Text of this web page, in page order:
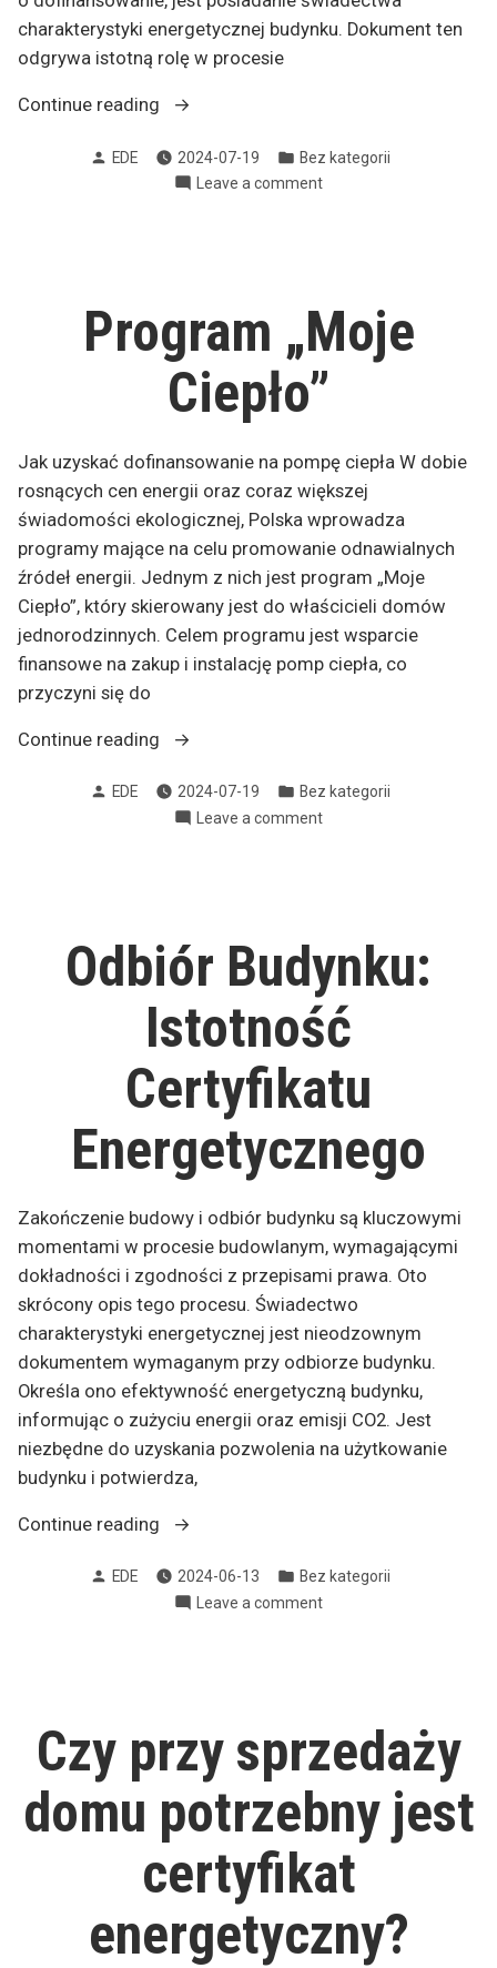
charakterystyki energetycznej budynku. Dokument ten
odgrywa istotną rolę w procesie
Continue reading
„Świadectwo
energetycznej
w
programie
„Moje
Posted
EDE 2024-07-19
Posted
in
Bez kategorii
Leave a commenton
do
uzyskania
dofinansowania
„Moje
Ciepło”
Program „Moje
Ciepło”
Jak uzyskać dofinansowanie na pompę ciepła W dobie
rosnących cen energii oraz coraz większej
świadomości ekologicznej, Polska wprowadza
programy mające na celu promowanie odnawialnych
źródeł energii. Jednym z nich jest program „Moje
Ciepło”, który skierowany jest do właścicieli domów
jednorodzinnych. Celem programu jest wsparcie
finansowe na zakup i instalację pomp ciepła, co
przyczyni się do
Continue reading
„Program
Ciepło””
Posted
EDE 2024-07-19
Posted
in
Bez kategorii
Leave a commenton
Odbiór Budynku:
Istotność
Certyfikatu
Energetycznego
Zakończenie budowy i odbiór budynku są kluczowymi
momentami w procesie budowlanym, wymagającymi
dokładności i zgodności z przepisami prawa. Oto
skrócony opis tego procesu. Świadectwo
charakterystyki energetycznej jest nieodzownym
dokumentem wymaganym przy odbiorze budynku.
Określa ono efektywność energetyczną budynku,
informując o zużyciu energii oraz emisji CO2. Jest
niezbędne do uzyskania pozwolenia na użytkowanie
budynku i potwierdza,
Continue reading
„Odbiór
Istotność
Certyfikatu
Posted
EDE 2024-06-13
Posted
in
Bez kategorii
Leave a commenton
Czy przy sprzedaży
domu potrzebny jest
certyfikat
energetyczny?